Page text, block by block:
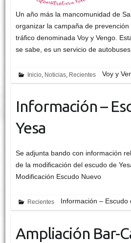
Un año más la mancomunidad de
organizar la campaña de
tráfico denominada Voy y Vengo.
se sabe, es un servicio de
Inicio, Noticias, Recientes Voy y
Información –
Yesa
Se adjunta bando con información
de la modificación del escudo de
Modificación Escudo Nuevo
Recientes Información – Escudo
Ampliación Bar-